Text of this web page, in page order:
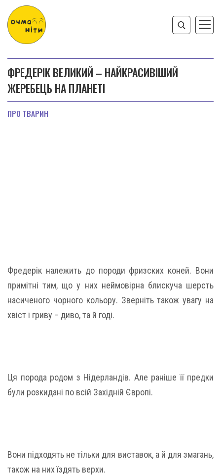
ФРЕДЕРІК ВЕЛИКИЙ – НАЙКРАСИВІШИЙ
ЖЕРЕБЕЦЬ НА ПЛАНЕТІ
ПРО ТВАРИН
Фредерік належить до породи фризских коней. Вони
примітні тим, що у них неймовірна блискуча шерсть
насиченого чорного кольору. Зверніть також увагу на
хвіст і гриву – диво, та й годі.
Ця порода родом з Нідерландів. Але раніше її предки
були розкидані по всій Західній Європі.
Вони підходять не тільки для виставок, а й для змагань,
також на них їздять верхи.